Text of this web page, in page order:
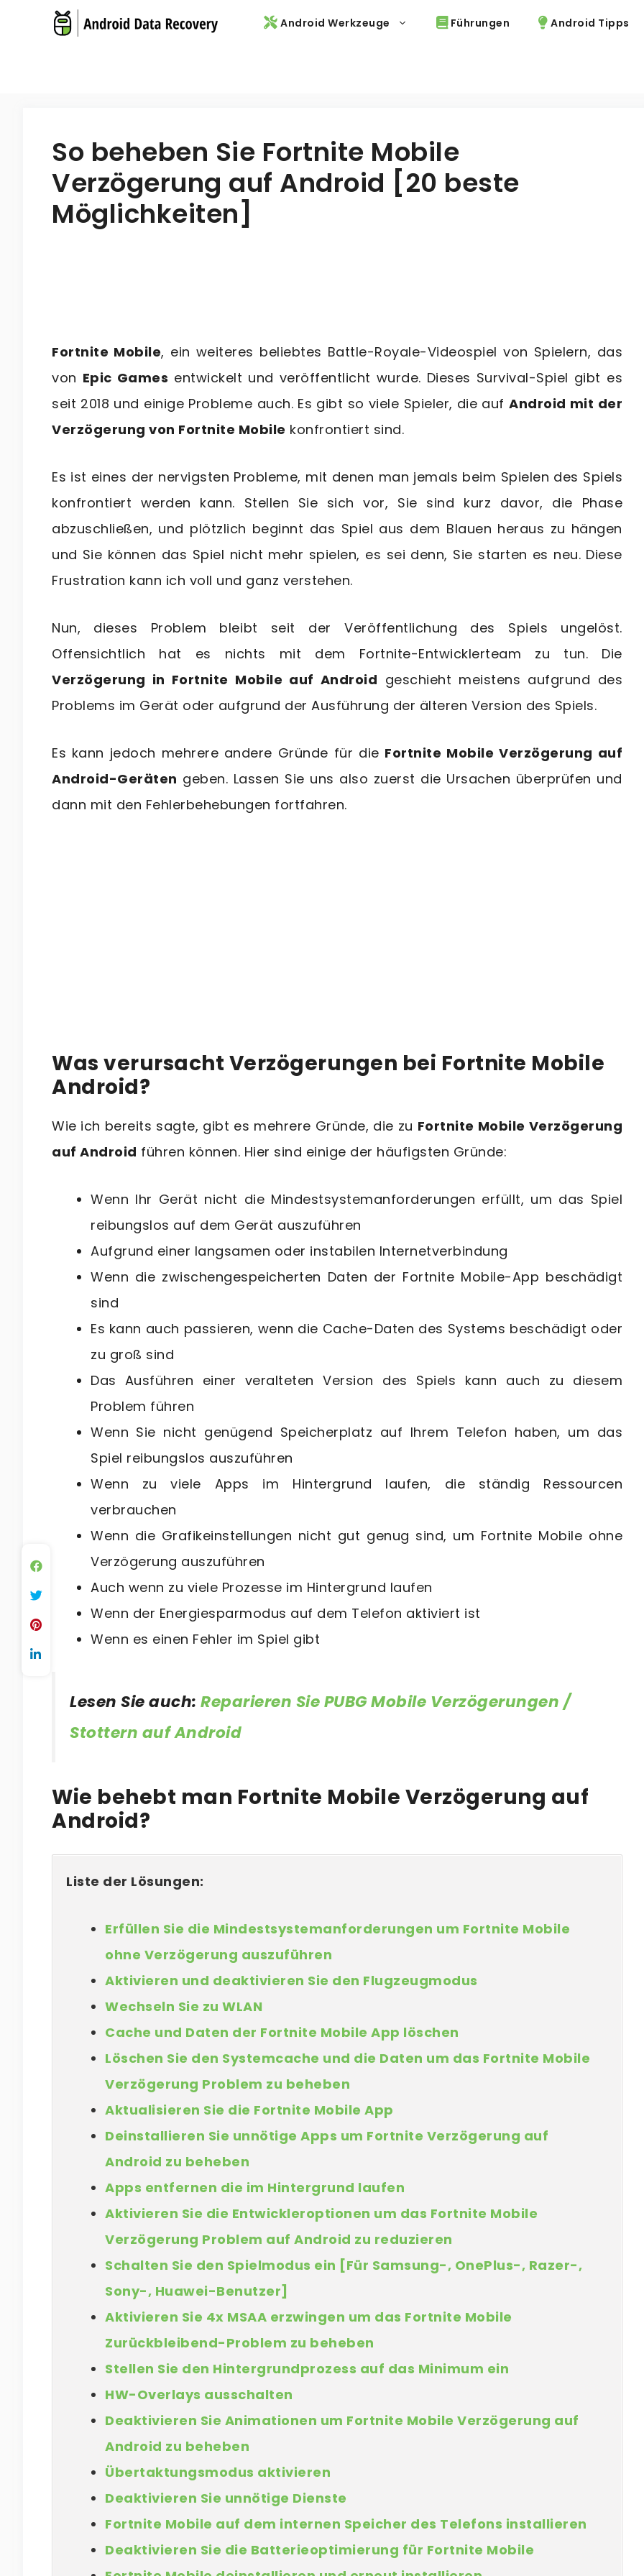
Android Werkzeuge Führungen Android Tipps
So beheben Sie Fortnite Mobile
Verzögerung auf Android [20 beste
Möglichkeiten]
Fortnite Mobile, ein weiteres beliebtes Battle-Royale-Videospiel von Spielern, das
von Epic Games entwickelt und veröffentlicht wurde. Dieses Survival-Spiel gibt es
seit 2018 und einige Probleme auch. Es gibt so viele Spieler, die aufAndroid mit der
Verzögerung von Fortnite Mobile konfrontiert sind.
Es ist eines der nervigsten Probleme, mit denen man jemals beim Spielen des Spiels
konfrontiert werden kann. Stellen Sie sich vor, Sie sind kurz davor, die Phase
abzuschließen, und plötzlich beginnt das Spiel aus dem Blauen heraus zu hängen
und Sie können das Spiel nicht mehr spielen, es sei denn, Sie starten es neu. Diese
Frustration kann ich voll und ganz verstehen.
Nun, dieses Problem bleibt seit der Veröffentlichung des Spiels ungelöst.
Offensichtlich hat es nichts mit dem Fortnite-Entwicklerteam zu tun. Die
Verzögerung in Fortnite Mobile auf Android geschieht meistens aufgrund des
Problems im Gerät oder aufgrund der Ausführung der älteren Version des Spiels.
Es kann jedoch mehrere andere Gründe für die Fortnite Mobile Verzögerung auf
Android-Geräten geben. Lassen Sie uns also zuerst die Ursachen überprüfen und
dann mit den Fehlerbehebungen fortfahren.
Was verursacht Verzögerungen bei Fortnite Mobile
Android?
Wie ich bereits sagte, gibt es mehrere Gründe, die zu Fortnite Mobile Verzögerung
auf Android führen können. Hier sind einige der häufigsten Gründe:
Wenn Ihr Gerät nicht die Mindestsystemanforderungen erfüllt, um das Spiel
reibungslos auf dem Gerät auszuführen
Aufgrund einer langsamen oder instabilen Internetverbindung
Wenn die zwischengespeicherten Daten der Fortnite Mobile-App beschädigt
sind
Es kann auch passieren, wenn die Cache-Daten des Systems beschädigt oder
zu groß sind
Das Ausführen einer veralteten Version des Spiels kann auch zu diesem
Problem führen
Wenn Sie nicht genügend Speicherplatz auf Ihrem Telefon haben, um das
Spiel reibungslos auszuführen
Wenn zu viele Apps im Hintergrund laufen, die ständig Ressourcen
verbrauchen
Wenn die Grafikeinstellungen nicht gut genug sind, um Fortnite Mobile ohne
Verzögerung auszuführen
Auch wenn zu viele Prozesse im Hintergrund laufen
Wenn der Energiesparmodus auf dem Telefon aktiviert ist
Wenn es einen Fehler im Spiel gibt
Lesen Sie auch: Reparieren Sie PUBG Mobile Verzögerungen /
Stottern auf Android
Wie behebt man Fortnite Mobile Verzögerung auf
Android?
Liste der Lösungen:
Erfüllen Sie die Mindestsystemanforderungen um Fortnite Mobile
ohne Verzögerung auszuführen
Aktivieren und deaktivieren Sie den Flugzeugmodus
Wechseln Sie zu WLAN
Cache und Daten der Fortnite Mobile App löschen
Löschen Sie den Systemcache und die Daten um das Fortnite Mobile
Verzögerung Problem zu beheben
Aktualisieren Sie die Fortnite Mobile App
Deinstallieren Sie unnötige Apps um Fortnite Verzögerung auf
Android zu beheben
Apps entfernen die im Hintergrund laufen
Aktivieren Sie die Entwickleroptionen um das Fortnite Mobile
Verzögerung Problem auf Android zu reduzieren
Schalten Sie den Spielmodus ein [Für Samsung-, OnePlus-, Razer-,
Sony-, Huawei-Benutzer]
Aktivieren Sie 4x MSAA erzwingen um das Fortnite Mobile
Zurückbleibend-Problem zu beheben
Stellen Sie den Hintergrundprozess auf das Minimum ein
HW-Overlays ausschalten
Deaktivieren Sie Animationen um Fortnite Mobile Verzögerung auf
Android zu beheben
Übertaktungsmodus aktivieren
Deaktivieren Sie unnötige Dienste
Fortnite Mobile auf dem internen Speicher des Telefons installieren
Deaktivieren Sie die Batterieoptimierung für Fortnite Mobile